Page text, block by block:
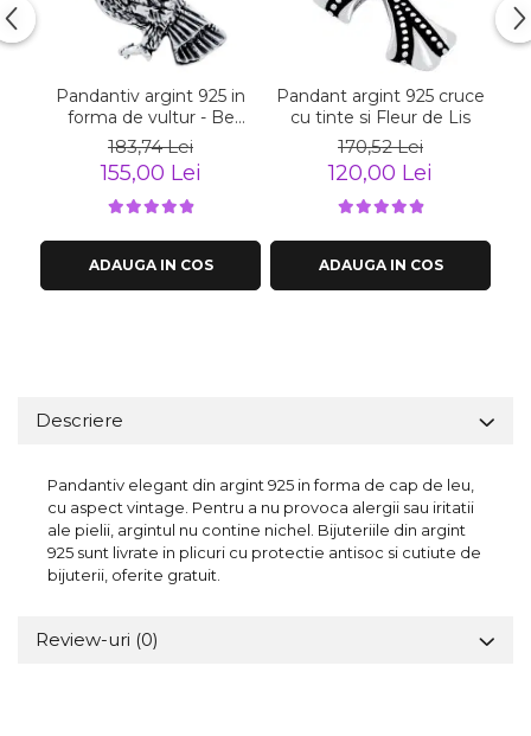
Pandantiv argint 925 in
forma de vultur - Be
Daring
183,74 Lei
155,00 Lei
ADAUGA IN COS
Pandant argint 925 cruce
cu tinte si Fleur de Lis
170,52 Lei
120,00 Lei
ADAUGA IN COS
Descriere
Pandantiv elegant din argint 925 in forma de cap de leu,
cu aspect vintage. Pentru a nu provoca alergii sau iritatii
ale pielii, argintul nu contine nichel. Bijuteriile din argint
925 sunt livrate in plicuri cu protectie antisoc si cutiute de
bijuterii, oferite gratuit.
Review-uri (0)